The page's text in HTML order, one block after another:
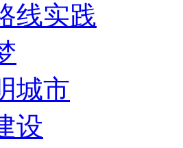
线实践
城市
设